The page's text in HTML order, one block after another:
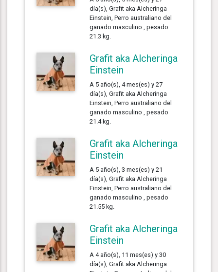
día(s), Grafit aka Alcheringa
Einstein, Perro australiano del
ganado masculino , pesado
21.3 kg.
Grafit aka Alcheringa
Einstein
A 5 año(s), 4 mes(es) y 27
día(s), Grafit aka Alcheringa
Einstein, Perro australiano del
ganado masculino , pesado
21.4 kg.
Grafit aka Alcheringa
Einstein
A 5 año(s), 3 mes(es) y 21
día(s), Grafit aka Alcheringa
Einstein, Perro australiano del
ganado masculino , pesado
21.55 kg.
Grafit aka Alcheringa
Einstein
A 4 año(s), 11 mes(es) y 30
día(s), Grafit aka Alcheringa